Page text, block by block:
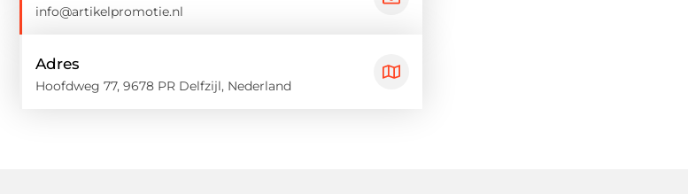
info@artikelpromotie.nl
Adres
Hoofdweg 77, 9678 PR Delfzijl, Nederland